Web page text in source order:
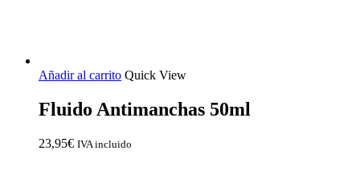
Añadir al carrito Quick View
Fluido Antimanchas 50ml
23,95€ IVA incluido